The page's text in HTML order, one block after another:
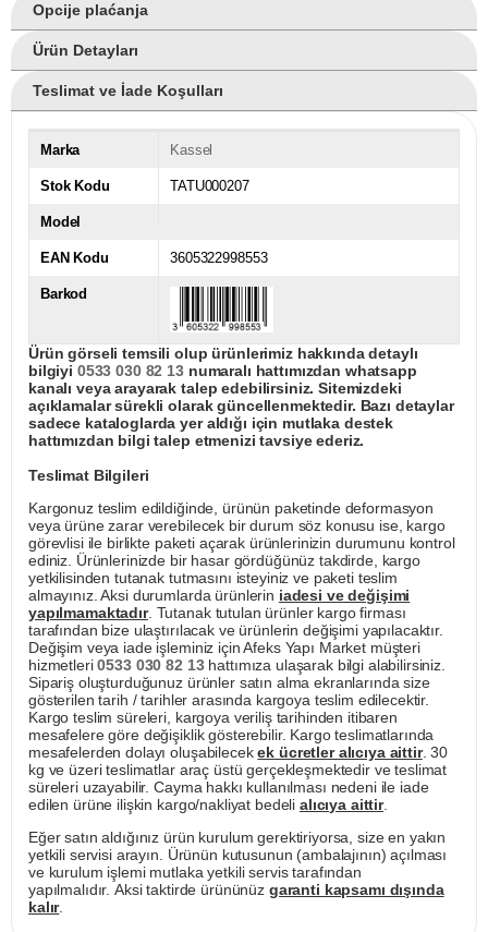
Opcije plaćanja
Ürün Detayları
Teslimat ve İade Koşulları
Marka Kassel
Stok Kodu TATU000207
Model
EAN Kodu 3605322998553
Barkod
Ürün görseli temsili olup ürünlerimiz hakkında detaylı
bilgiyi 0533 030 82 13numaralı hattımızdan whatsapp
kanalı veya arayarak talep edebilirsiniz. Sitemizdeki
açıklamalar sürekli olarak güncellenmektedir. Bazı detaylar
sadece kataloglarda yer aldığı için mutlaka destek
hattımızdan bilgi talep etmenizi tavsiye ederiz.
Teslimat Bilgileri
Kargonuz teslim edildiğinde, ürünün paketinde deformasyon
veya ürüne zarar verebilecek bir durum söz konusu ise, kargo
görevlisi ile birlikte paketi açarak ürünlerinizin durumunu kontrol
ediniz. Ürünlerinizde bir hasar gördüğünüz takdirde, kargo
yetkilisinden tutanak tutmasını isteyiniz ve paketi teslim
almayınız. Aksi durumlarda ürünlerin iadesi ve değişimi
yapılmamaktadır. Tutanak tutulan ürünler kargo firması
tarafından bize ulaştırılacak ve ürünlerin değişimi yapılacaktır.
Değişim veya iade işleminiz için Afeks Yapı Market müşteri
hizmetleri0533 030 82 13hattımıza ulaşarak bilgi alabilirsiniz.
Sipariş oluşturduğunuz ürünler satın alma ekranlarında size
gösterilen tarih / tarihler arasında kargoya teslim edilecektir.
Kargo teslim süreleri, kargoya veriliş tarihinden itibaren
mesafelere göre değişiklik gösterebilir. Kargo teslimatlarında
mesafelerden dolayı oluşabilecekek ücretler alıcıya aittir. 30
kg ve üzeri teslimatlar araç üstü gerçekleşmektedir ve teslimat
süreleri uzayabilir. Cayma hakkı kullanılması nedeni ile iade
edilen ürüne ilişkin kargo/nakliyat bedeli alıcıya aittir.
Eğer satın aldığınız ürün kurulum gerektiriyorsa, size en yakın
yetkili servisi arayın. Ürünün kutusunun (ambalajının) açılması
ve kurulum işlemi mutlaka yetkili servis tarafından
yapılmalıdır. Aksi taktirde ürününüz garanti kapsamı dışında
kalır.